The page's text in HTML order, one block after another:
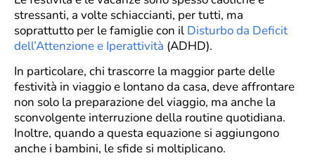
stressanti, a volte schiaccianti, per tutti, ma
soprattutto per le famiglie con il Disturbo da Deficit
dell’Attenzione e Iperattività (ADHD).
In particolare, chi trascorre la maggior parte delle
festività in viaggio e lontano da casa, deve affrontare
non solo la preparazione del viaggio, ma anche la
sconvolgente interruzione della routine quotidiana.
Inoltre, quando a questa equazione si aggiungono
anche i bambini, le sfide si moltiplicano.